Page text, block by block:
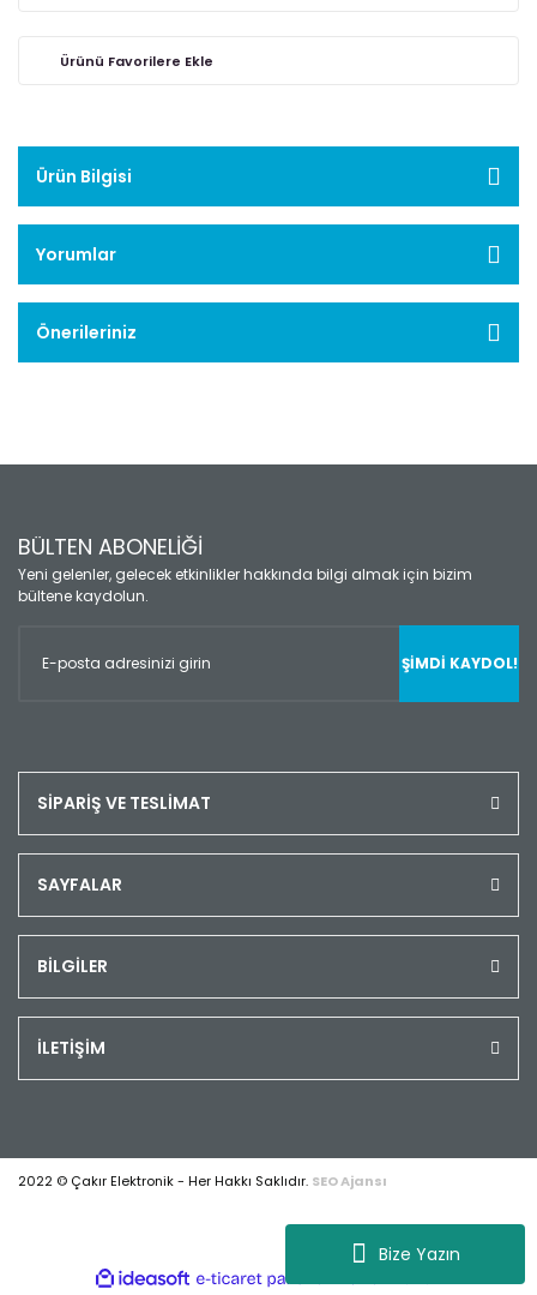
Bize Yazın
Ürün Bilgisi
Yorumlar
Önerileriniz
BÜLTEN ABONELİĞİ
Yeni gelenler, gelecek etkinlikler hakkında bilgi almak için bizim
bültene kaydolun.
ŞİMDİ KAYDOL!
SİPARİŞ VE TESLİMAT
SAYFALAR
BİLGİLER
İLETİŞİM
2022 © Çakır Elektronik - Her Hakkı Saklıdır. SEO Ajansı
ideasoft